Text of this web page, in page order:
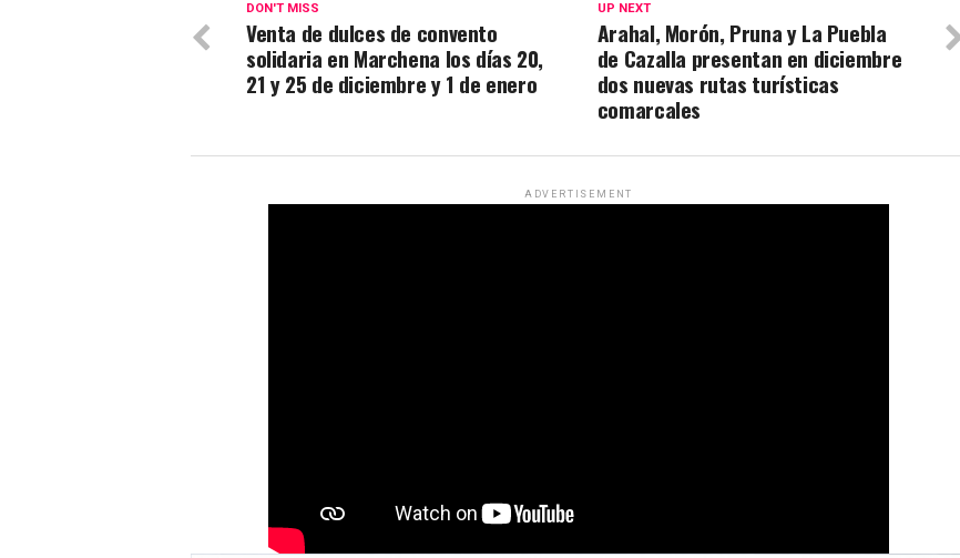
UP NEXT
Arahal, Morón, Pruna y La Puebla
de Cazalla presentan en diciembre
dos nuevas rutas turísticas
comarcales
DON'T MISS
Venta de dulces de convento
solidaria en Marchena los días 20,
21 y 25 de diciembre y 1 de enero
ADVERTISEMENT